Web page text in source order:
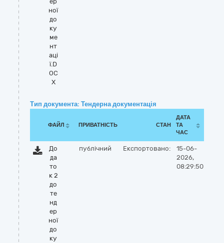
ної
до
ку
ме
нт
аці
ї.D
OC
X
Тип документа: Тендерна документація
ФАЙЛ ПРИВАТНІСТЬ СТАН
ДАТА
ТА
ЧАС
До
да
то
к 2
до
те
нд
ер
ної
до
ку
публічний Експортовано:
15-06-
2026,
08:29:50